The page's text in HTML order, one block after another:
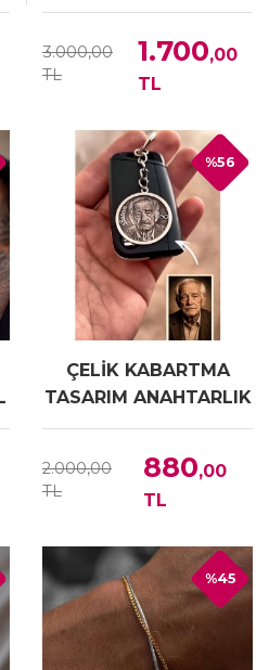
3.000,00
TL
1.700,00
TL
ÇELİK KABARTMA
TASARIM ANAHTARLIK
2.000,00
TL
880,00
TL
%56
%45